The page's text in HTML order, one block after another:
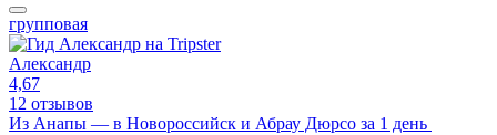
групповая
Александр
4,67
12 отзывов
Из Анапы — в Новороссийск и Абрау Дюрсо за 1 день